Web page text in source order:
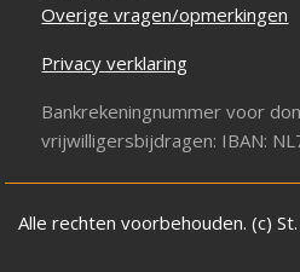
Overige vragen/opmerkingen
Privacy verklaring
Bankrekeningnummer voor
vrijwilligersbijdragen: IBAN:
Alle rechten voorbehouden. (c)